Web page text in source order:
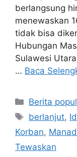
berlangsung
menewaskan
tidak bisa
Hubungan
Sulawesi
… Baca
Kategori
Berita
Tag
berlanjut,
Korban,
Tewaskan